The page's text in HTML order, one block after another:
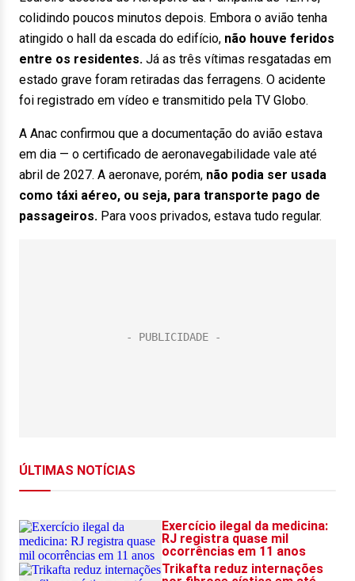
colidindo poucos minutos depois. Embora o avião tenha
atingido o hall da escada do edifício, não houve feridos
entre os residentes. Já as três vítimas resgatadas em
estado grave foram retiradas das ferragens. O acidente
foi registrado em vídeo e transmitido pela TV Globo.
A Anac confirmou que a documentação do avião estava
em dia — o certificado de aeronavegabilidade vale até
abril de 2027. A aeronave, porém, não podia ser usada
como táxi aéreo, ou seja, para transporte pago de
passageiros. Para voos privados, estava tudo regular.